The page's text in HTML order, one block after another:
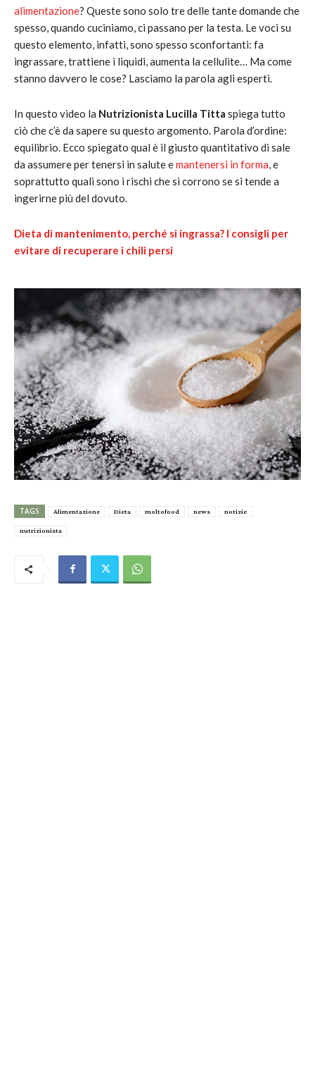
alimentazione? Queste sono solo tre delle tante domande che
spesso, quando cuciniamo, ci passano per la testa. Le voci su
questo elemento, infatti, sono spesso sconfortanti: fa
ingrassare, trattiene i liquidi, aumenta la cellulite… Ma come
stanno davvero le cose? Lasciamo la parola agli esperti.
In questo video la Nutrizionista Lucilla Titta spiega tutto
ciò che c’è da sapere su questo argomento. Parola d’ordine:
equilibrio. Ecco spiegato qual è il giusto quantitativo di sale
da assumere per tenersi in salute emantenersi in forma, e
soprattutto quali sono i rischi che si corrono se si tende a
ingerirne più del dovuto.
Dieta di mantenimento, perché si ingrassa? I consigli per
evitare di recuperare i chili persi
TAGS Alimentazione Dieta moltofood news notizie
nutrizionista